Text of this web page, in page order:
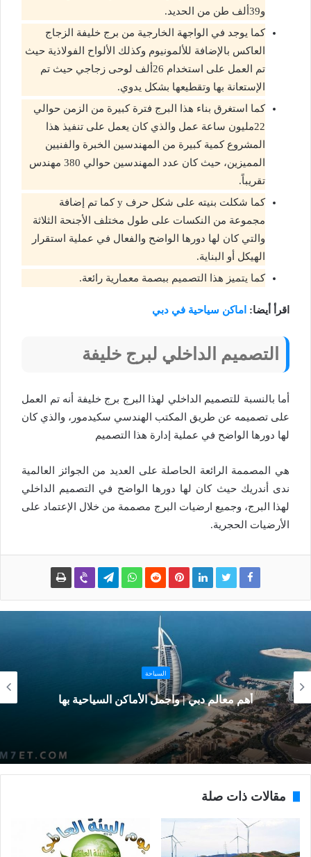
و39ألف طن من الحديد.
كما يوجد في الواجهة الخارجية من برج خليفة الزجاج
العاكس بالإضافة للألمونيوم وكذلك الألواح الفولاذية حيث
تم العمل على استخدام 26ألف لوحى زجاجي حيث تم
الإستعانة بها وتقطيعها بشكل يدوي.
كما استغرق بناء هذا البرج فترة كبيرة من الزمن حوالي
22مليون ساعة عمل والذي كان يعمل على تنفيذ هذا
المشروع كمية كبيرة من المهندسين الخبرة والفنيين
المميزين، حيث كان عدد المهندسين حوالي 380 مهندس
تقريباً.
كما شكلت بنيته على شكل حرف y كما تم إضافة
مجموعة من النكسات على طول مختلف الأجنحة الثلاثة
والتي كان لها دورها الواضح والفعال في عملية استقرار
الهيكل أو البناية.
كما يتميز هذا التصميم ببصمة معمارية رائعة.
اقرأ أيضا: اماكن سياحية في دبي
التصميم الداخلي لبرج خليفة
أما بالنسبة للتصميم الداخلي لهذا البرج برج خليفة أنه تم العمل
على تصميمه عن طريق المكتب الهندسي سكيدمور، والذي كان
لها دورها الواضح في عملية إدارة هذا التصميم
هي المصممة الرائعة الحاصلة على العديد من الجوائز العالمية
ندى أندريك حيث كان لها دورها الواضح في التصميم الداخلي
لهذا البرج، وجميع ارضيات البرج مصممة من خلال الإعتماد على
الأرضيات الحجرية.
السياحة
أهم معالم دبي | واجمل الأماكن السياحية بها
مقالات ذات صلة